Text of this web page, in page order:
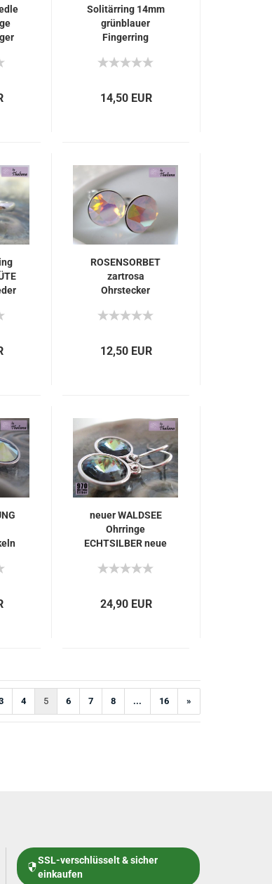
Solitärring 14mm
grünblauer
Fingerring
14,50 EUR
ROSENSORBET
zartrosa
Ohrstecker
12,50 EUR
neuer WALDSEE
Ohrringe
ECHTSILBER neue
24,90 EUR
4 5 6 7 8 ... 16 »
SSL-verschlüsselt & sicher
einkaufen